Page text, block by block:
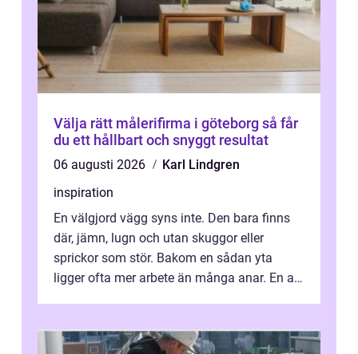
Välja rätt målerifirma i göteborg så får
du ett hållbart och snyggt resultat
06 augusti 2026
Karl Lindgren
inspiration
En välgjord vägg syns inte. Den bara finns
där, jämn, lugn och utan skuggor eller
sprickor som stör. Bakom en sådan yta
ligger ofta mer arbete än många anar. En av